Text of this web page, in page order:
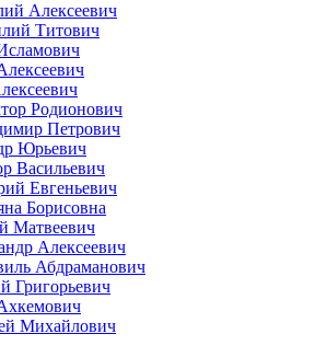
Алексеевич
Титович
Родионович
Петрович
Юрьевич
Васильевич
Евгеньевич
Борисовна
Матвеевич
Алексеевич
Абдраманович
Григорьевич
Михайлович